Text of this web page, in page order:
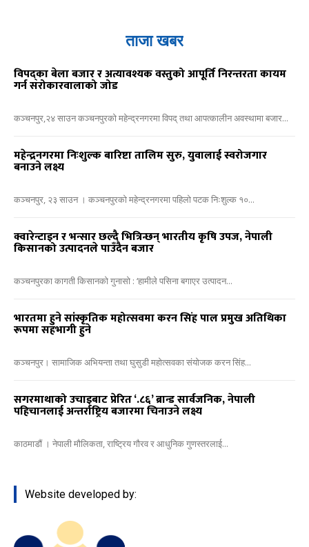
ताजा खबर
विपद्का बेला बजार र अत्यावश्यक वस्तुको आपूर्ति निरन्तरता कायम
गर्न सरोकारवालाको जोड
कञ्चनपुर,२४ साउन कञ्चनपुरको महेन्द्रनगरमा विपद् तथा आपत्कालीन अवस्थामा बजार...
महेन्द्रनगरमा निःशुल्क बारिष्टा तालिम सुरु, युवालाई स्वरोजगार
बनाउने लक्ष्य
कञ्चनपुर, २३ साउन । कञ्चनपुरको महेन्द्रनगरमा पहिलो पटक निःशुल्क १०...
क्वारेन्टाइन र भन्सार छल्दै भित्रिन्छन् भारतीय कृषि उपज, नेपाली
किसानको उत्पादनले पाउँदैन बजार
कञ्चनपुरका कागती किसानको गुनासो : ‘हामीले पसिना बगाएर उत्पादन...
भारतमा हुने सांस्कृतिक महोत्सवमा करन सिंह पाल प्रमुख अतिथिका
रूपमा सहभागी हुने
कञ्चनपुर। सामाजिक अभियन्ता तथा घुसुडी महोत्सवका संयोजक करन सिंह...
सगरमाथाको उचाइबाट प्रेरित ‘.८६’ ब्रान्ड सार्वजनिक, नेपाली
पहिचानलाई अन्तर्राष्ट्रिय बजारमा चिनाउने लक्ष्य
काठमाडौं । नेपाली मौलिकता, राष्ट्रिय गौरव र आधुनिक गुणस्तरलाई...
Website developed by: